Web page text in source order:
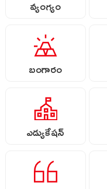
వ్యంగ్యం
బంగారం
ఎడ్యుకేషన్